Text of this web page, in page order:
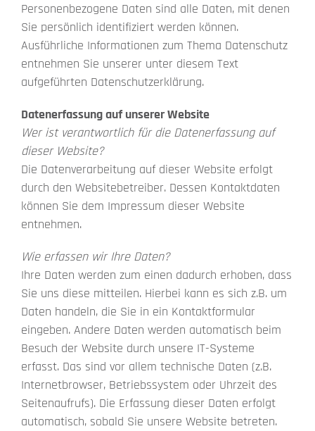
Personenbezogene Daten sind alle Daten, mit denen
Sie persönlich identifiziert werden können.
Ausführliche Informationen zum Thema Datenschutz
entnehmen Sie unserer unter diesem Text
aufgeführten Datenschutzerklärung.
Datenerfassung auf unserer Website
Wer ist verantwortlich für die Datenerfassung auf
dieser Website?
Die Datenverarbeitung auf dieser Website erfolgt
durch den Websitebetreiber. Dessen Kontaktdaten
können Sie dem Impressum dieser Website
entnehmen.
Wie erfassen wir Ihre Daten?
Ihre Daten werden zum einen dadurch erhoben, dass
Sie uns diese mitteilen. Hierbei kann es sich z.B. um
Daten handeln, die Sie in ein Kontaktformular
eingeben. Andere Daten werden automatisch beim
Besuch der Website durch unsere IT-Systeme
erfasst. Das sind vor allem technische Daten (z.B.
Internetbrowser, Betriebssystem oder Uhrzeit des
Seitenaufrufs). Die Erfassung dieser Daten erfolgt
automatisch, sobald Sie unsere Website betreten.